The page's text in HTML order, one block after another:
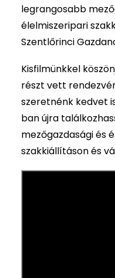
legrangosabb
élelmiszeripari
Szentlőrinci
Kisfilmünkkel
részt vett
szeretnénk kedvet
ban újra
mezőgazdasági és
szakkiállításon és